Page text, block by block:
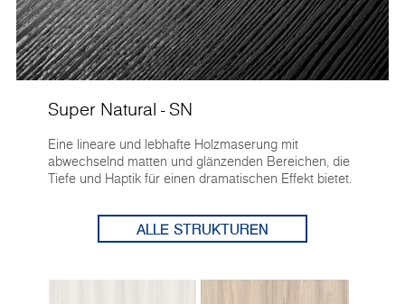
Super Natural - SN
Eine lineare und lebhafte Holzmaserung mit
abwechselnd matten und glänzenden Bereichen, die
Tiefe und Haptik für einen dramatischen Effekt bietet.
ALLE STRUKTUREN